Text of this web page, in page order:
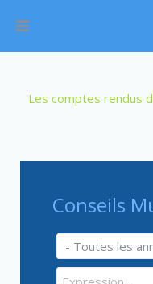
Les comptes rendus
Conseils